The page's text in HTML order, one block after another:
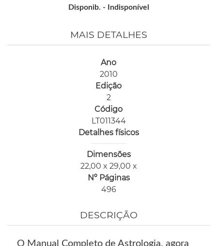
Disponib. -
Indisponível
MAIS DETALHES
Ano
2010
Edição
2
Código
LT011344
Detalhes físicos
Dimensões
22,00 x 29,00 x
Nº Páginas
496
DESCRIÇÃO
O Manual Completo de Astrologia, agora